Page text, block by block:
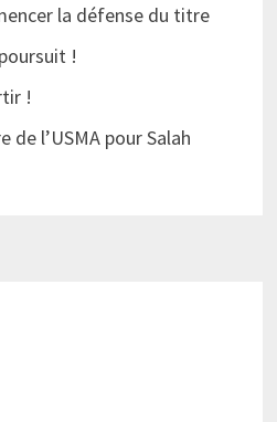
la défense du titre
!
!
de l’USMA pour Salah